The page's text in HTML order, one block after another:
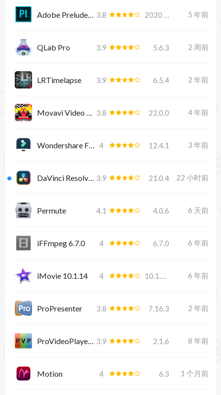
Adobe Prelude 2020 9.0.2 3.8 5 年前
QLab Pro 3.9 5.6.3 2 周前
LRTimelapse 3.9 6.5.4 2 年前
Movavi Video Converter 22 Premium 3.8 22.0.0 4 年前
Wondershare Filmora X 4 12.4.1 3 年前
DaVinci Resolve Studio 3.9 21.0.4 22 小时前
Permute 4.1 4.0.6 6 天前
iFFmpeg 6.7.0 4 6.7.0 6 年前
iMovie 10.1.14 4 6 年前
ProPresenter 3.8 7.16.3 2 年前
ProVideoPlayer 2.1.6 3.9 2.1.6 8 年前
Motion 4 6.3 1 个月前